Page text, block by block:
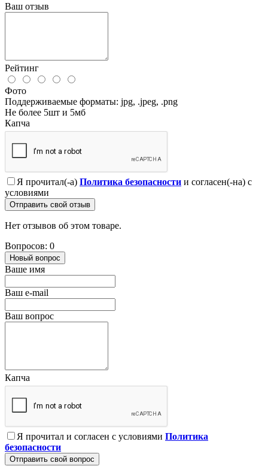
Ваш отзыв
Рейтинг
Фото
Поддерживаемые форматы: jpg, .jpeg, .png
Не более 5шт и 5мб
Капча
Я прочитал(-а) Политика безопасности и согласен(-на) с
условиями
Отправить свой отзыв
Нет отзывов об этом товаре.
Вопросов: 0
Новый вопрос
Ваше имя
Ваш e-mail
Ваш вопрос
Капча
Я прочитал и согласен с условиями Политика
безопасности
Отправить свой вопрос